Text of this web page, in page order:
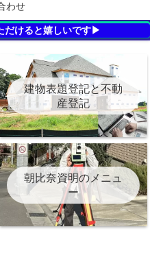
わせ
だけると嬉しいです▶
建物表題登記と不動
産登記
朝比奈資明のメニュ
ー